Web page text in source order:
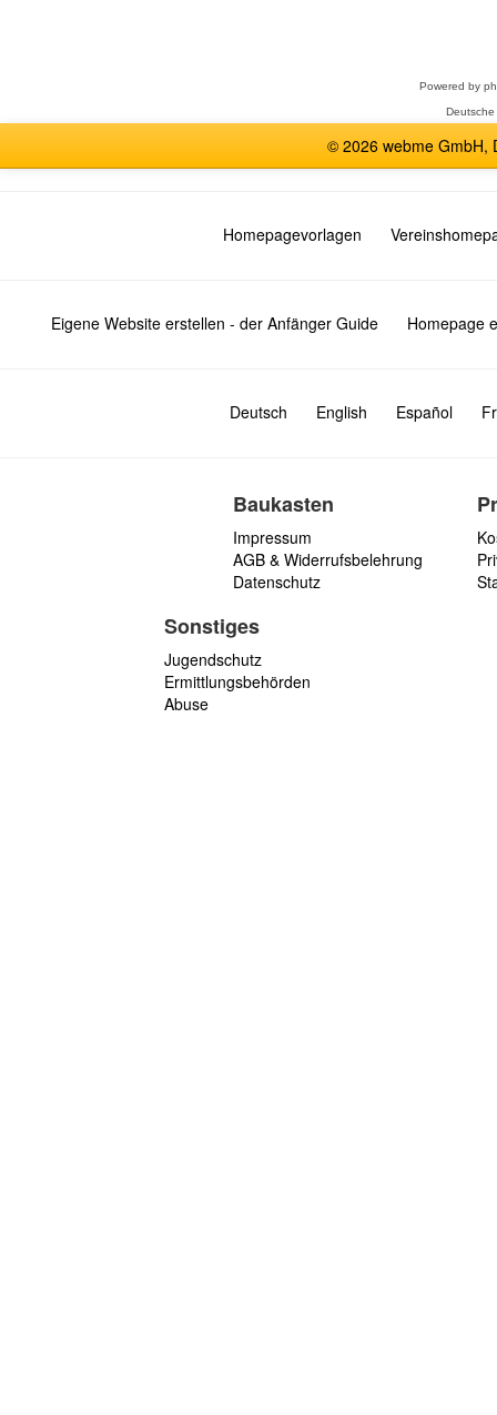
Powered by
© 2026 webme GmbH,
Homepagevorlagen
Eigene Website erstellen - der Anfänger Guide Homepage
Deutsch English Español
Baukasten
Impressum
AGB & Widerrufsbelehrung
Datenschutz
Sonstiges
Jugendschutz
Ermittlungsbehörden
Abuse